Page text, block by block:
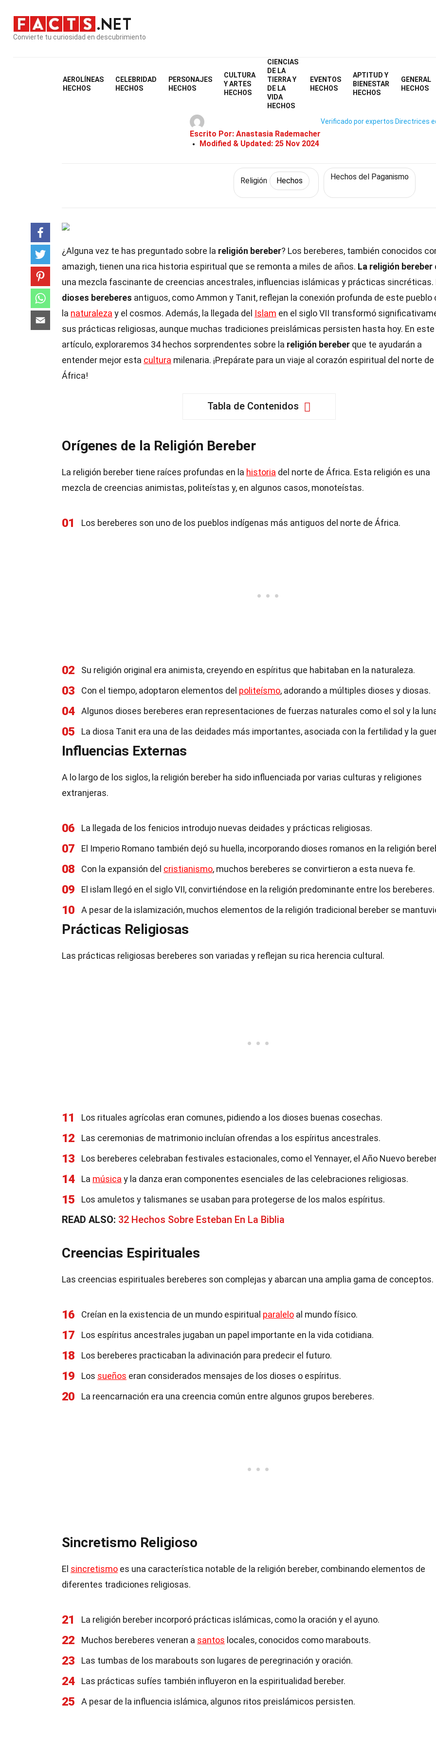
Convierte tu curiosidad en descubrimiento
AEROLÍNEAS
HECHOS
CELEBRIDAD
HECHOS
PERSONAJES
HECHOS
CULTURA
Y ARTES
HECHOS
CIENCIAS
DE LA
TIERRA Y
DE LA
VIDA
HECHOS
EVENTOS
HECHOS
APTITUD Y
BIENESTAR
HECHOS
GENERAL
HECHOS
Home Historia
34 Hechos Sobre Religión
Escrito Por: Anastasia Rademacher
Modified & Updated: 25 Nov 2024
Verificado por expertos Directrices
Religión Hechos Hechos del Paganismo
¿Alguna vez te has preguntado sobre la religión bereber? Los bereberes, también conocidos
amazigh, tienen una rica historia espiritual que se remonta a miles de años. La religión bereber
una mezcla fascinante de creencias ancestrales, influencias islámicas y prácticas sincréticas.
dioses bereberes antiguos, como Ammon y Tanit, reflejan la conexión profunda de este pueblo
la naturaleza y el cosmos. Además, la llegada del Islam en el siglo VII transformó
sus prácticas religiosas, aunque muchas tradiciones preislámicas persisten hasta hoy. En este
artículo, exploraremos 34 hechos sorprendentes sobre la religión bereber que te ayudarán a
entender mejor esta cultura milenaria. ¡Prepárate para un viaje al corazón espiritual del norte de
África!
Tabla de Contenidos
Orígenes de la Religión Bereber
La religión bereber tiene raíces profundas en la historia del norte de África. Esta religión es una
mezcla de creencias animistas, politeístas y, en algunos casos, monoteístas.
01 Los bereberes son uno de los pueblos indígenas más antiguos del norte de África.
02 Su religión original era animista, creyendo en espíritus que habitaban en la naturaleza.
03 Con el tiempo, adoptaron elementos del politeísmo, adorando a múltiples dioses y diosas.
04 Algunos dioses bereberes eran representaciones de fuerzas naturales como el sol y la
05 La diosa Tanit era una de las deidades más importantes, asociada con la fertilidad y la
Influencias Externas
A lo largo de los siglos, la religión bereber ha sido influenciada por varias culturas y religiones
extranjeras.
06 La llegada de los fenicios introdujo nuevas deidades y prácticas religiosas.
07 El Imperio Romano también dejó su huella, incorporando dioses romanos en la religión
08 Con la expansión del cristianismo, muchos bereberes se convirtieron a esta nueva fe.
09 El islam llegó en el siglo VII, convirtiéndose en la religión predominante entre los bereberes.
10 A pesar de la islamización, muchos elementos de la religión tradicional bereber se
Prácticas Religiosas
Las prácticas religiosas bereberes son variadas y reflejan su rica herencia cultural.
11 Los rituales agrícolas eran comunes, pidiendo a los dioses buenas cosechas.
12 Las ceremonias de matrimonio incluían ofrendas a los espíritus ancestrales.
13 Los bereberes celebraban festivales estacionales, como el Yennayer, el Año Nuevo
14 La música y la danza eran componentes esenciales de las celebraciones religiosas.
15 Los amuletos y talismanes se usaban para protegerse de los malos espíritus.
READ ALSO: 32 Hechos Sobre Esteban En La Biblia
Creencias Espirituales
Las creencias espirituales bereberes son complejas y abarcan una amplia gama de conceptos.
16 Creían en la existencia de un mundo espiritual paralelo al mundo físico.
17 Los espíritus ancestrales jugaban un papel importante en la vida cotidiana.
18 Los bereberes practicaban la adivinación para predecir el futuro.
19 Los sueños eran considerados mensajes de los dioses o espíritus.
20 La reencarnación era una creencia común entre algunos grupos bereberes.
Sincretismo Religioso
El sincretismo es una característica notable de la religión bereber, combinando elementos de
diferentes tradiciones religiosas.
21 La religión bereber incorporó prácticas islámicas, como la oración y el ayuno.
22 Muchos bereberes veneran a santos locales, conocidos como marabouts.
23 Las tumbas de los marabouts son lugares de peregrinación y oración.
24 Las prácticas sufíes también influyeron en la espiritualidad bereber.
25 A pesar de la influencia islámica, algunos ritos preislámicos persisten.